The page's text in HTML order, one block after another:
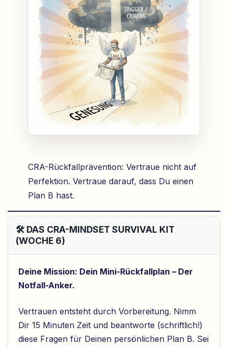
CRA-Rückfallprävention: Vertraue nicht auf
Perfektion. Vertraue darauf, dass Du einen
Plan B hast.
🛠️ DAS CRA-MINDSET SURVIVAL KIT
(WOCHE 6)
Deine Mission: Dein Mini-Rückfallplan – Der
Notfall-Anker.
Vertrauen entsteht durch Vorbereitung. Nimm
Dir 15 Minuten Zeit und beantworte (schriftlich!)
diese Fragen für Deinen persönlichen Plan B. Sei